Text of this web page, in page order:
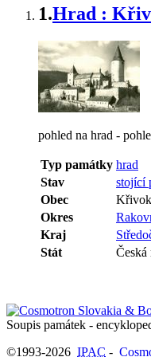
1.Hrad :
pohled na hrad -
Typ památky hrad
Stav
stojící
Obec
Okres
Kraj
Stát
Česká
Soupis památek -
©1993-2026 IPAC -